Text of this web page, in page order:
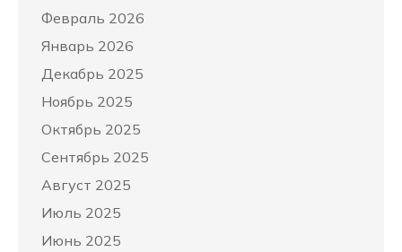
Февраль 2026
Январь 2026
Декабрь 2025
Ноябрь 2025
Октябрь 2025
Сентябрь 2025
Август 2025
Июль 2025
Июнь 2025